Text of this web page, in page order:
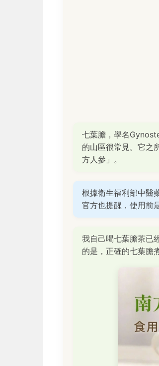
七葉膽，學名
的山區很常見。它之
方人參」。
根據衛生福利部中醫
官方也提醒，使用前
我自己喝七葉膽茶已
的是，正確的七葉膽